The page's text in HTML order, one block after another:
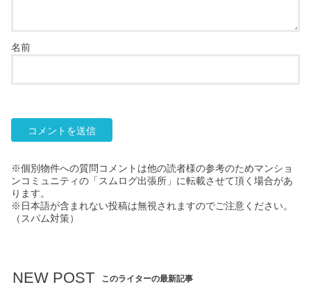
名前
※個別物件への質問コメントは他の読者様の参考のためマンショ
ンコミュニティの「スムログ出張所」に転載させて頂く場合があ
ります。
※日本語が含まれない投稿は無視されますのでご注意ください。
（スパム対策）
NEW POST このライターの最新記事